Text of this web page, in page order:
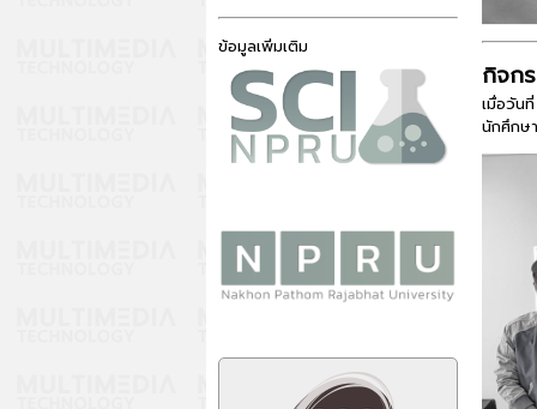
ข้อมูลเพิ่มเติม
กิจก
เมื่อวัน
นักศึกษ